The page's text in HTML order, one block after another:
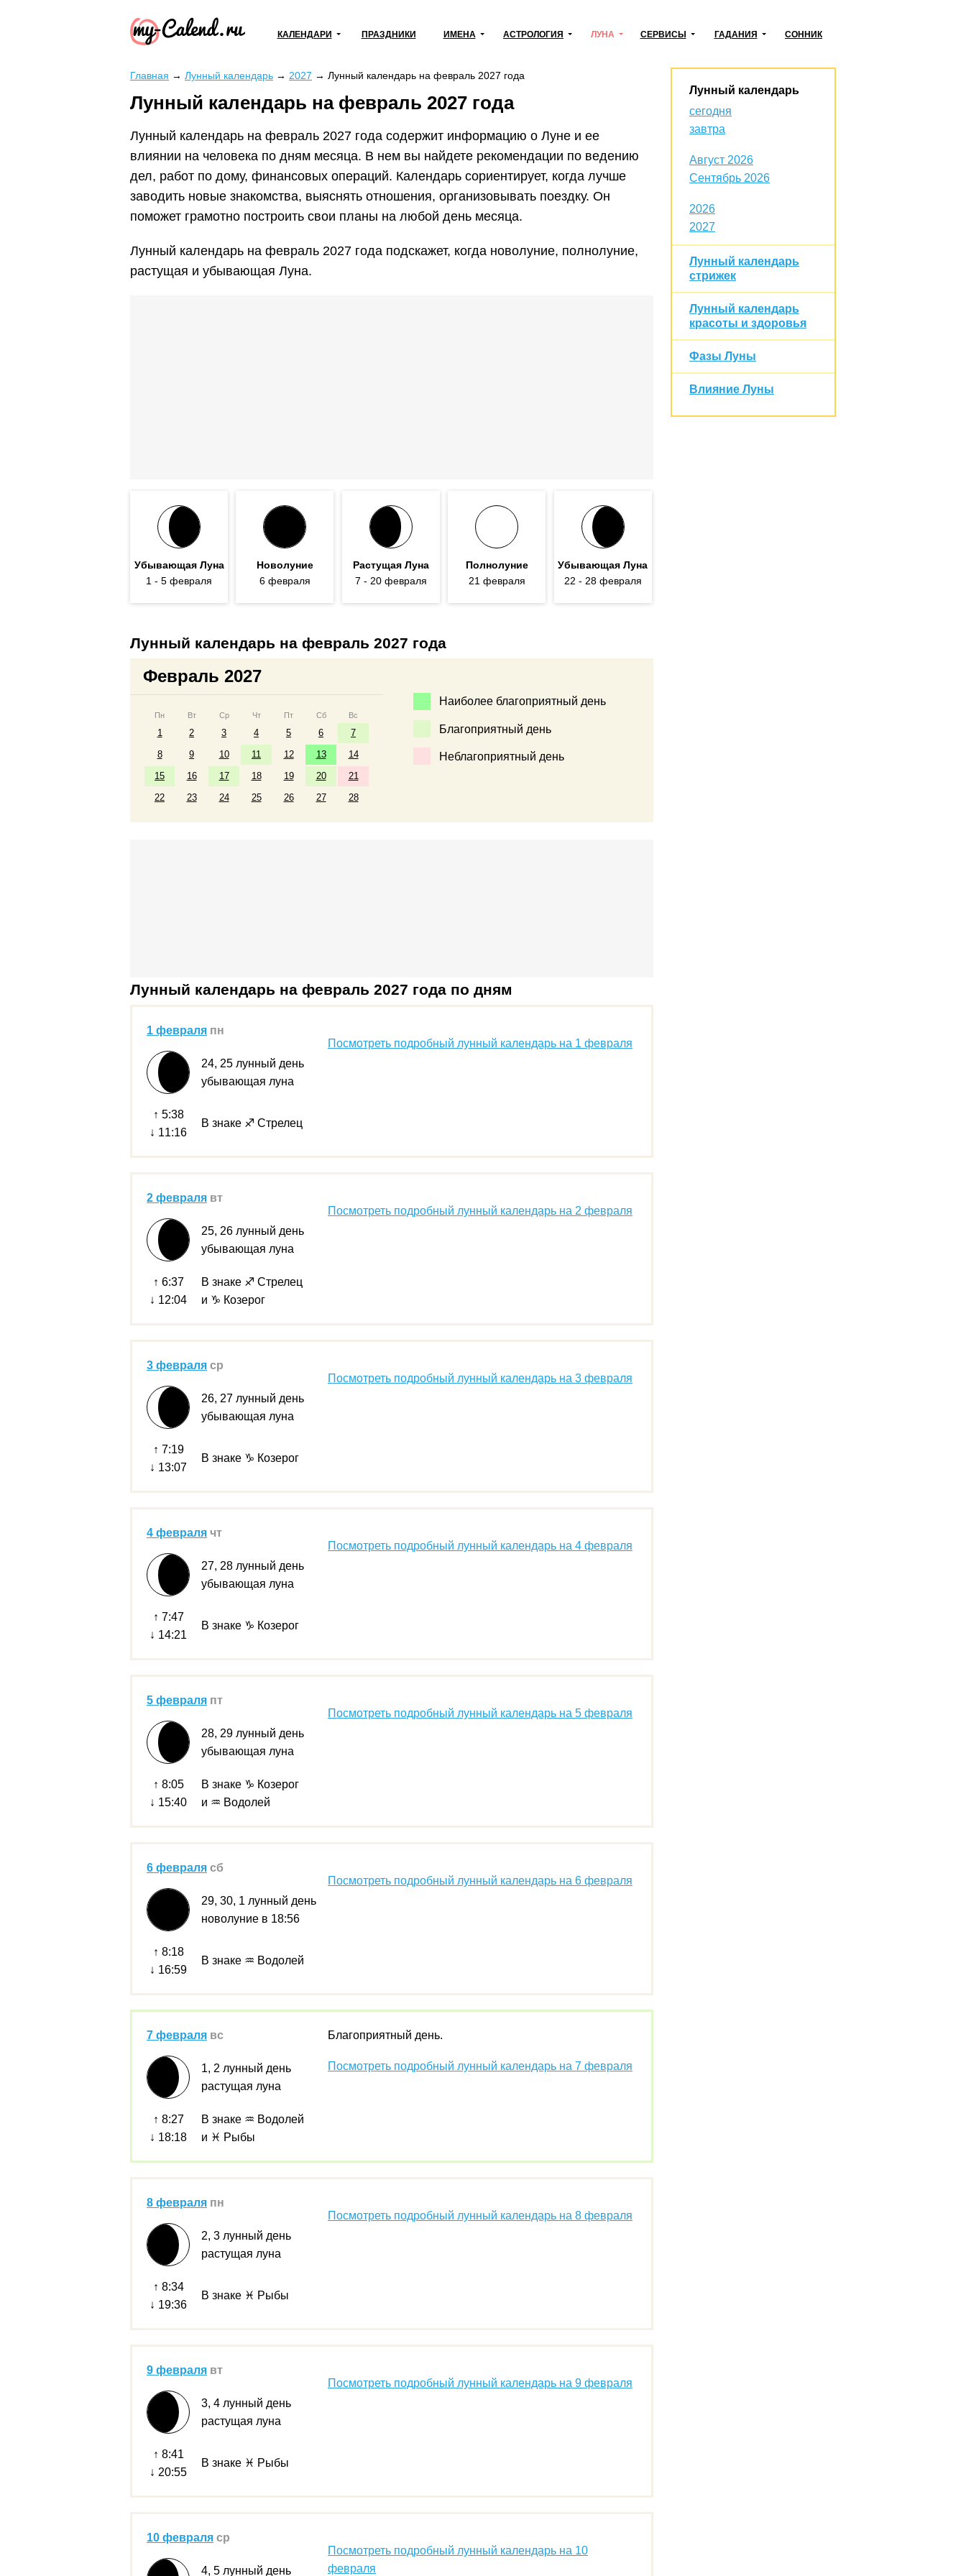
КАЛЕНДАРИ ПРАЗДНИКИ ИМЕНА АСТРОЛОГИЯ ЛУНА СЕРВИСЫ ГАДАНИЯ СОННИК
Главная → Лунный календарь → 2027 → Лунный календарь на февраль 2027 года
Лунный календарь на февраль 2027 года
Лунный календарь на февраль 2027 года содержит информацию о Луне и ее
влиянии на человека по дням месяца. В нем вы найдете рекомендации по ведению
дел, работ по дому, финансовых операций. Календарь сориентирует, когда лучше
заводить новые знакомства, выяснять отношения, организовывать поездку. Он
поможет грамотно построить свои планы на любой день месяца.
Лунный календарь на февраль 2027 года подскажет, когда новолуние, полнолуние,
растущая и убывающая Луна.
Убывающая Луна
1 - 5 февраля
Новолуние
6 февраля
Растущая Луна
7 - 20 февраля
Полнолуние
21 февраля
Убывающая Луна
22 - 28 февраля
Лунный календарь на февраль 2027 года
Февраль 2027
Пн Вт Ср Чт Пт Сб Вс
1 2 3 4 5 6
7
8
9 10 11 12 13
14
15
16 17 18 19 20
21
22
23 24 25 26 27 28
Наиболее благоприятный день
Благоприятный день
Неблагоприятный день
Лунный календарь на февраль 2027 года по дням
1 февраля пн
24, 25 лунный день
убывающая луна
↑ 5:38
↓ 11:16
В знаке ♐ Стрелец
Посмотреть подробный лунный календарь на 1 февраля
2 февраля вт
25, 26 лунный день
убывающая луна
↑ 6:37
↓ 12:04
В знаке ♐ Стрелец
и ♑ Козерог
Посмотреть подробный лунный календарь на 2 февраля
3 февраля ср
26, 27 лунный день
убывающая луна
↑ 7:19
↓ 13:07
В знаке ♑ Козерог
Посмотреть подробный лунный календарь на 3 февраля
4 февраля чт
27, 28 лунный день
убывающая луна
↑ 7:47
↓ 14:21
В знаке ♑ Козерог
Посмотреть подробный лунный календарь на 4 февраля
5 февраля пт
28, 29 лунный день
убывающая луна
↑ 8:05
↓ 15:40
В знаке ♑ Козерог
и ♒ Водолей
Посмотреть подробный лунный календарь на 5 февраля
6 февраля сб
29, 30, 1 лунный день
новолуние в 18:56
↑ 8:18
↓ 16:59
В знаке ♒ Водолей
Посмотреть подробный лунный календарь на 6 февраля
7 февраля вс
1, 2 лунный день
растущая луна
↑ 8:27
↓ 18:18
В знаке ♒ Водолей
и ♓ Рыбы
Благоприятный день.
Посмотреть подробный лунный календарь на 7 февраля
8 февраля пн
2, 3 лунный день
растущая луна
↑ 8:34
↓ 19:36
В знаке ♓ Рыбы
Посмотреть подробный лунный календарь на 8 февраля
9 февраля вт
3, 4 лунный день
растущая луна
↑ 8:41
↓ 20:55
В знаке ♓ Рыбы
Посмотреть подробный лунный календарь на 9 февраля
10 февраля ср
4, 5 лунный день
Посмотреть подробный лунный календарь на 10
февраля
Лунный календарь
сегодня
завтра
Август 2026
Сентябрь 2026
2026
2027
Лунный календарь
стрижек
Лунный календарь
красоты и здоровья
Фазы Луны
Влияние Луны